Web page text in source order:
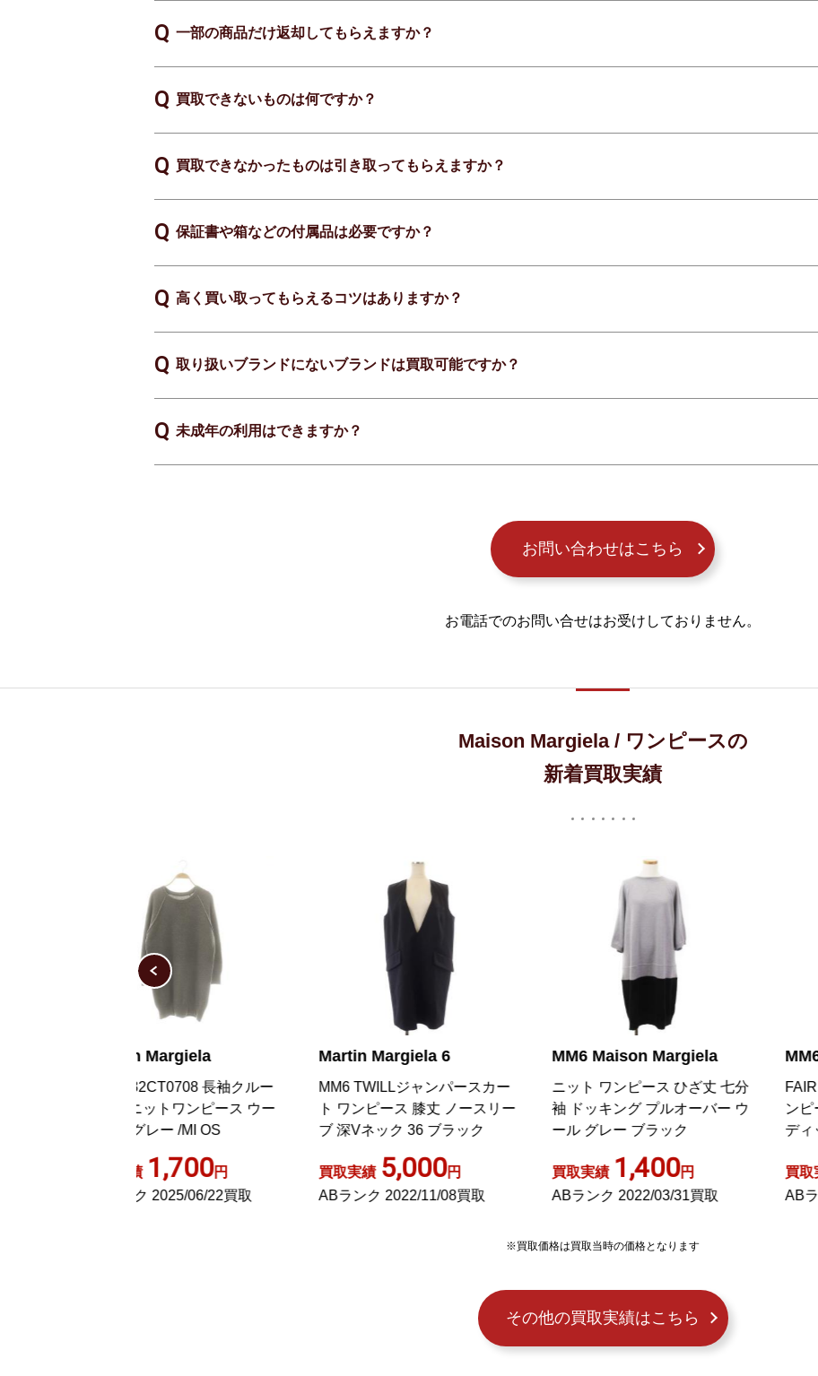
一部の商品だけ返却してもらえますか？
買取できないものは何ですか？
買取できなかったものは引き取ってもらえますか？
保証書や箱などの付属品は必要ですか？
高く買い取ってもらえるコツはありますか？
取り扱いブランドにないブランドは買取可能ですか？
未成年の利用はできますか？
お問い合わせはこちら
お電話でのお問い合せはお受けしておりません。
Maison Margiela / ワンピースの
新着買取実績
Martin Margiela 6
MM6 TWILLジャンパースカー
ト ワンピース 膝丈 ノースリー
ブ 深Vネック 36 ブラック
買取実績 5,000
ABランク 2022/11/08買取
MM6 Maison Margiela
ニット ワンピース ひざ丈 七分
袖 ドッキング プルオーバー ウ
ール グレー ブラック
買取実績 1,400
ABランク 2022/03/31買取
MM6 Maison Margiela
FAIR ISLE KNIT ドッキングワ
ンピース S ピンク グレー ノル
ディック
買取実績 6,000
ABランク 2025/12/09買取
※買取価格は買取当時の価格となります
その他の買取実績はこちら